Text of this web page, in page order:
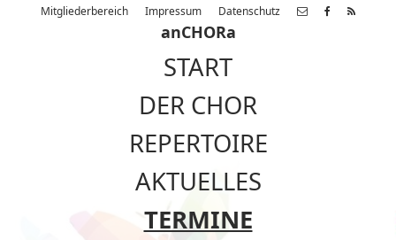
Mitgliederbereich Impressum Datenschutz
anCHORa
START
DER CHOR
REPERTOIRE
AKTUELLES
TERMINE